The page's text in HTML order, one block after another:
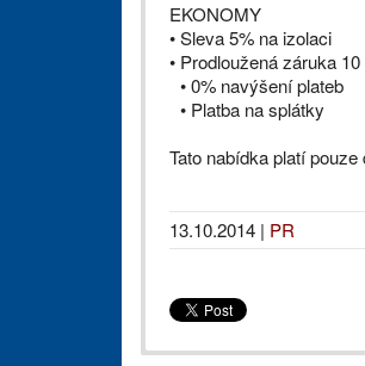
EKONOMY
• Sleva 5% na izolaci
• Prodloužená záruka 10
• 0% navýšení plateb
• Platba na splátky
Tato nabídka platí pouze
13.10.2014 | PR